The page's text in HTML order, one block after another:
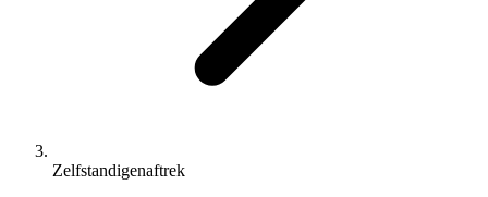
Zelfstandigenaftrek